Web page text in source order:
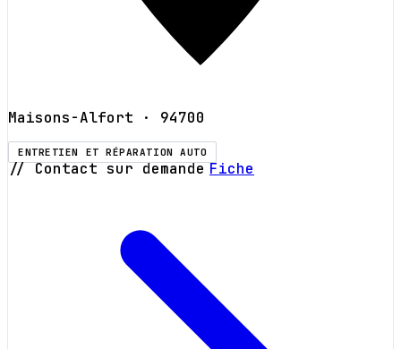
Maisons-Alfort · 94700
ENTRETIEN ET RÉPARATION AUTO
// Contact sur demande Fiche